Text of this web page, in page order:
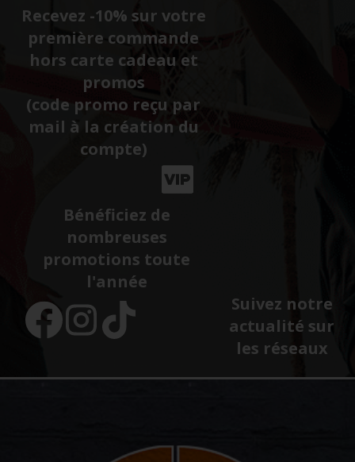
Recevez -10% sur votre
première commande
hors carte cadeau et
promos
(code promo reçu par
mail à la création du
compte)
Bénéficiez de
nombreuses
promotions toute
l'année
Suivez notre
actualité sur
les réseaux